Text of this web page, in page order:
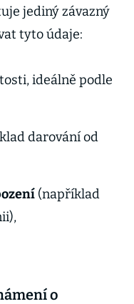
jediný závazný
tyto údaje:
ideálně podle
darování od
(například
o